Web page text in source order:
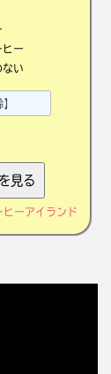
ヒー
ない
ヒーアイランド